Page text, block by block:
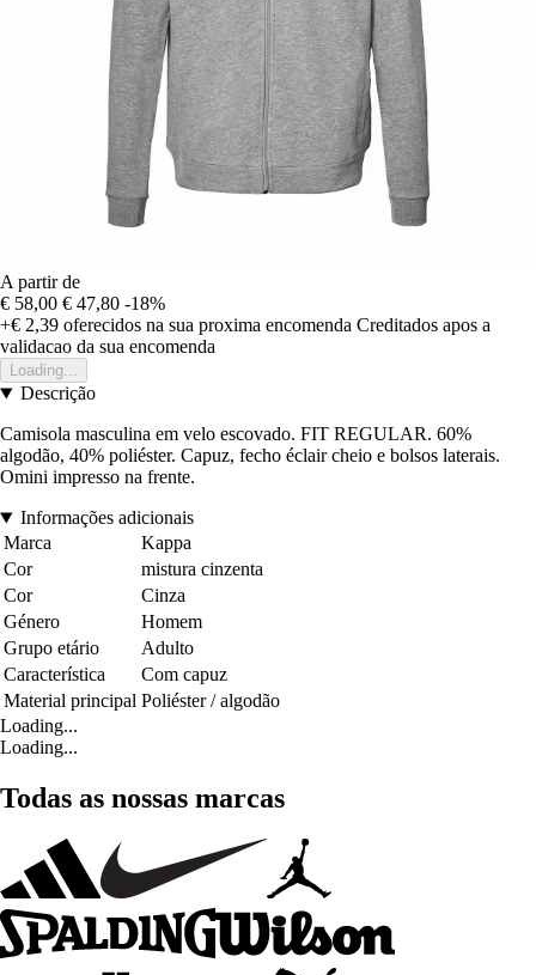
A partir de
€ 58,00 € 47,80 -18%
+€ 2,39 oferecidos na sua proxima encomenda Creditados apos a
validacao da sua encomenda
Loading...
Descrição
Camisola masculina em velo escovado. FIT REGULAR. 60%
algodão, 40% poliéster. Capuz, fecho éclair cheio e bolsos laterais.
Omini impresso na frente.
Informações adicionais
Marca
Kappa
Cor
mistura cinzenta
Cor
Cinza
Género
Homem
Grupo etário
Adulto
Característica
Com capuz
Material principal Poliéster / algodão
Loading...
Loading...
Todas as nossas marcas